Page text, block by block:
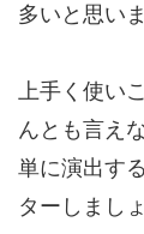
多いと思いま
上手く使い
んとも言え
単に演出す
ターしましょ